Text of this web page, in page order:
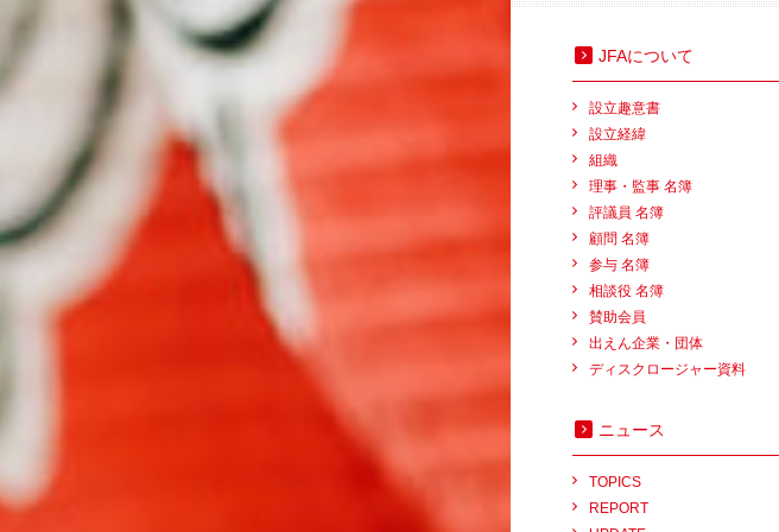
JFAについて
設立趣意書
設立経緯
組織
理事・監事 名簿
評議員 名簿
顧問 名簿
参与 名簿
相談役 名簿
賛助会員
出えん企業・団体
ディスクロージャー資料
ニュース
TOPICS
REPORT